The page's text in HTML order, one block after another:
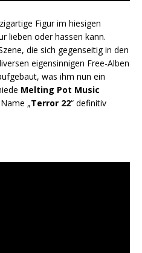
Figur im hiesigen
lieben oder hassen kann.
die sich gegenseitig in den
eigensinnigen Free-Alben
was ihm nun ein
Melting Pot Music
„Terror 22“ definitiv